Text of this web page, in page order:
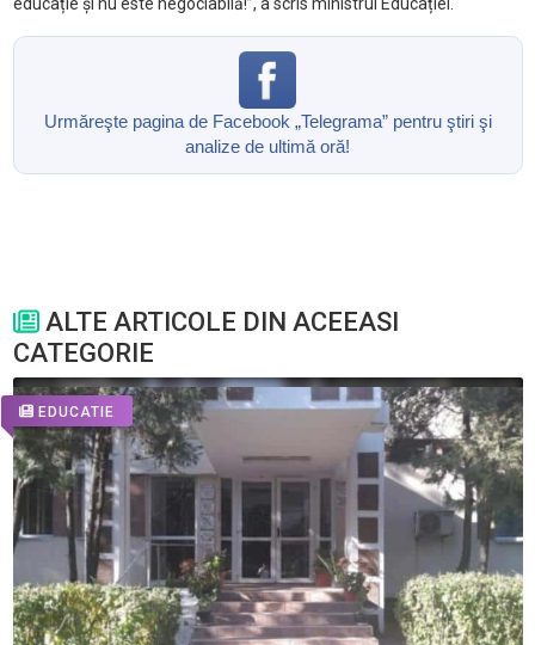
educație și nu este negociabilă!”, a scris ministrul Educației.
Urmăreşte pagina de Facebook „Telegrama” pentru ştiri şi
analize de ultimă oră!
ALTE ARTICOLE DIN ACEEASI
CATEGORIE
EDUCATIE